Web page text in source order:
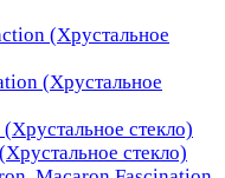
(Хрустальное
(Хрустальное
стекло)
стекло)